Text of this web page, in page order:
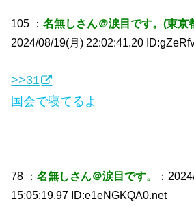
105 ：名無しさん＠涙目です。(東京
2024/08/19(月) 22:02:41.20
>>31
国会で寝てるよ
78 ：名無しさん＠涙目です。
：
15:05:19.97 ID:e1eNGKQA0.net